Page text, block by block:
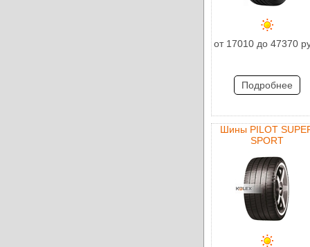
от 17010 до 47370
Подробнее
Шины PILOT
SPORT